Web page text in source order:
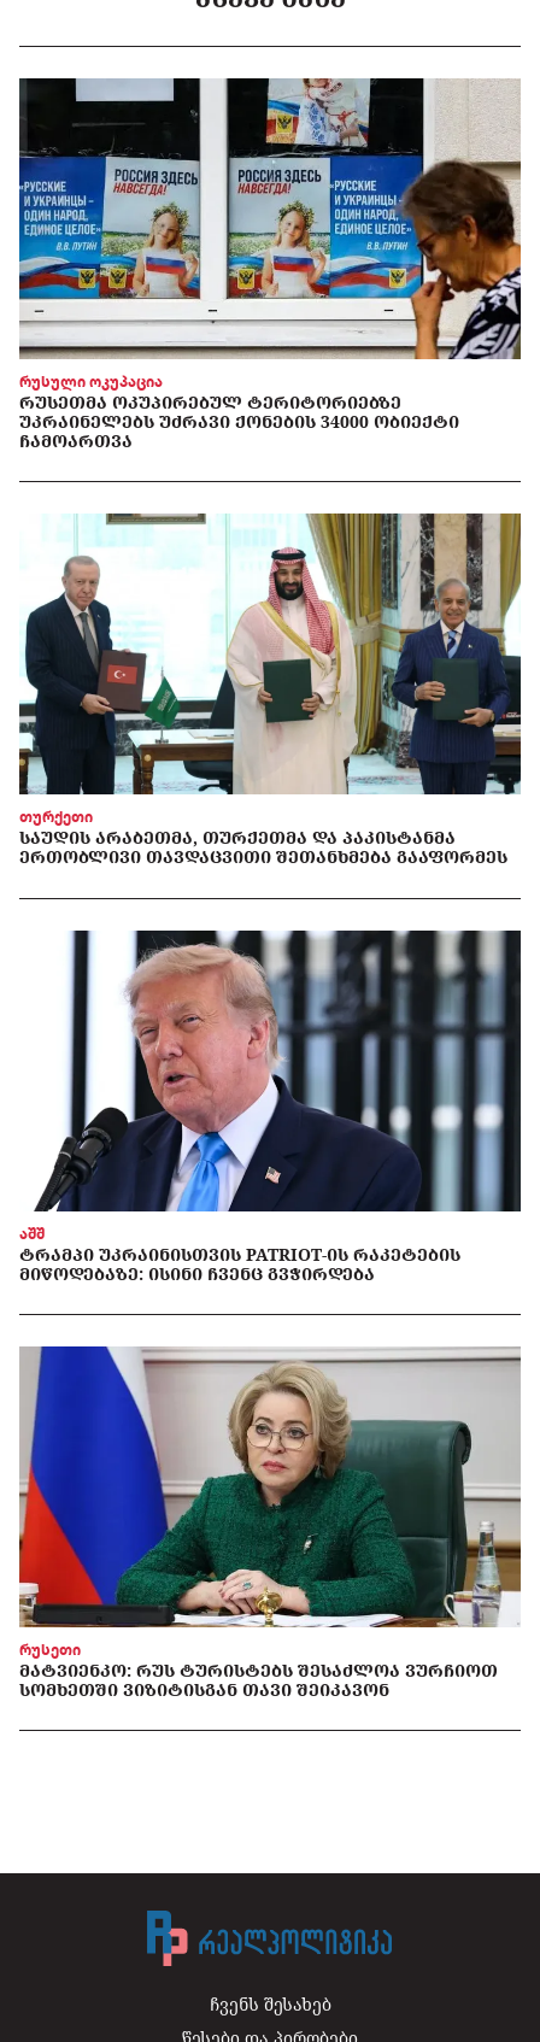
რუსული ოკუპაცია
ᲠᲣᲡᲔᲗᲛᲐ ᲝᲙᲣᲞᲘᲠᲔᲑᲣᲚ ᲢᲔᲠᲘᲢᲝᲠᲘᲔᲑᲖᲔ
ᲣᲙᲠᲐᲘᲜᲔᲚᲔᲑᲡ ᲣᲫᲠᲐᲕᲘ ᲥᲝᲜᲔᲑᲘᲡ 34000 ᲝᲑᲘᲔᲥᲢᲘ
ᲩᲐᲛᲝᲐᲠᲗᲕᲐ
თურქეთი
ᲡᲐᲣᲓᲘᲡ ᲐᲠᲐᲑᲔᲗᲛᲐ, ᲗᲣᲠᲥᲔᲗᲛᲐ ᲓᲐ ᲞᲐᲙᲘᲡᲢᲐᲜᲛᲐ
ᲔᲠᲗᲝᲑᲚᲘᲕᲘ ᲗᲐᲕᲓᲐᲪᲕᲘᲗᲘ ᲨᲔᲗᲐᲜᲮᲛᲔᲑᲐ ᲒᲐᲐᲤᲝᲠᲛᲔᲡ
აშშ
ᲢᲠᲐᲛᲞᲘ ᲣᲙᲠᲐᲘᲜᲘᲡᲗᲕᲘᲡ PATRIOT-ᲘᲡ ᲠᲐᲙᲔᲢᲔᲑᲘᲡ
ᲛᲘᲬᲝᲓᲔᲑᲐᲖᲔ: ᲘᲡᲘᲜᲘ ᲩᲕᲔᲜᲪ ᲒᲕᲭᲘᲠᲓᲔᲑᲐ
რუსეთი
ᲛᲐᲢᲕᲘᲔᲜᲙᲝ: ᲠᲣᲡ ᲢᲣᲠᲘᲡᲢᲔᲑᲡ ᲨᲔᲡᲐᲫᲚᲝᲐ ᲕᲣᲠᲩᲘᲝᲗ
ᲡᲝᲛᲮᲔᲗᲨᲘ ᲕᲘᲖᲘᲢᲘᲡᲒᲐᲜ ᲗᲐᲕᲘ ᲨᲔᲘᲙᲐᲕᲝᲜ
ჩვენს შესახებ